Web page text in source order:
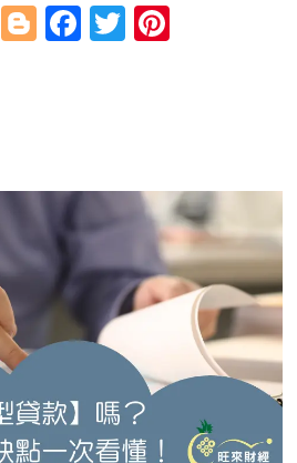
LineBlogger
Facebook
Twitter